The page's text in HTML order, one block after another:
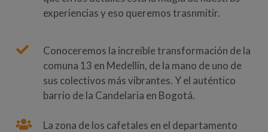
experiencias y eso queremos trasnmitir.
Conoceremos la increíble transformación de la
comuna 13 en Medellín, de la mano de uno de
sus colectivos más vibrantes. Y el auténtico
barrio de la Candelaria en Bogotá.
La zona de los cafetales en el departamento